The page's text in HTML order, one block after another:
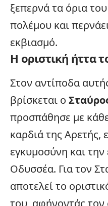
ξεπερνά τα όρια
πολέμου και
εκβιασμό.
Η οριστική ήττα
Στον αντίποδα
βρίσκεται ο
προσπάθησε με
καρδιά της Αρετής,
εγκυμοσύνη και
Οδυσσέα. Για τον
αποτελεί το
του, αφήνοντάς